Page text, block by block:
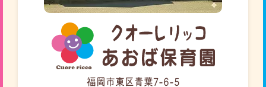
福岡市東区青葉7-6-5